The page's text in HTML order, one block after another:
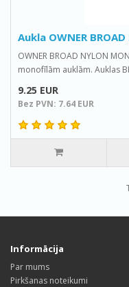
Aukla OWNER
OWNER BROAD NYLON
monofīlām auklām. Auklas
9.25 EUR
Bez PVN: 7.64 EUR
Informācija
Par mums
Pirkšanas noteikumi